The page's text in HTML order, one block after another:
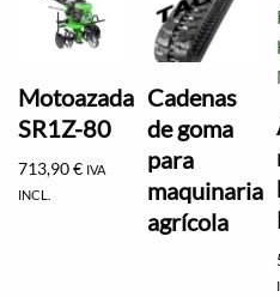
Motoazada
SR1Z-80
713,90€ IVA
INCL.
Cadenas
de goma
para
maquinaria
agrícola